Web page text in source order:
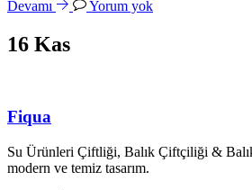
Devamı Yorum yok
16 Kas
Fiqua
Su Ürünleri Çiftliği, Balık Çiftçiliği &
modern ve temiz tasarım.